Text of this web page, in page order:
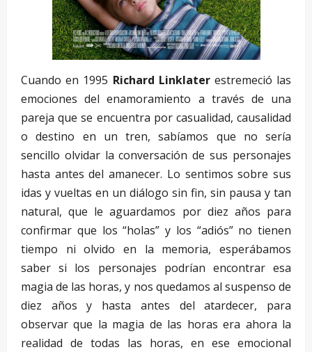
Cuando en 1995 Richard Linklaterestremeció las
emociones del enamoramiento a través de una
pareja que se encuentra por casualidad, causalidad
o destino en un tren, sabíamos que no sería
sencillo olvidar la conversación de sus personajes
hasta antes del amanecer. Lo sentimos sobre sus
idas y vueltas en un diálogo sin fin, sin pausa y tan
natural, que le aguardamos por diez años para
confirmar que los “holas” y los “adiós” no tienen
tiempo ni olvido en la memoria, esperábamos
saber si los personajes podrían encontrar esa
magia de las horas, y nos quedamos al suspenso de
diez años y hasta antes del atardecer, para
observar que la magia de las horas era ahora la
realidad de todas las horas, en ese emocional